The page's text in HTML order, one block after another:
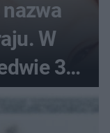
W
3